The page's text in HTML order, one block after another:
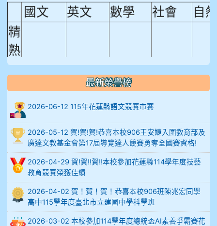
國文
英文 數學 社會
自
精
熟
程
比
例
18.92%18.65%29.19%12.16%
906陳兆宏 5A10+ 作文5
912余 嘉 5A10+
914謝佩臻 5A10+
902蘇奕愷
最新榮譽榜
2026-06-12 115年花蓮縣語文競賽市賽
2026-05-12 賀!賀!賀!恭喜本校906王安婕入圍教育部及
廣達文教基金會第17屆導覽達人競賽勇奪全國賽資格!
2026-04-29 賀!賀!!賀!!本校參加花蓮縣114學年度技藝
教育競賽榮獲佳績
2026-04-02 賀！賀！賀！恭喜本校906班陳兆宏同學
高中115學年度臺北市立建國中學科學班
2026-03-02 本校參加114學年度總統盃AI素養爭霸賽花